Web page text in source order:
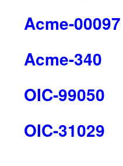
Acme-00097
Acme-340
OIC-99050
OIC-31029